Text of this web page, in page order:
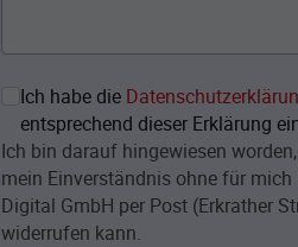
Ich habe die
entsprechend dieser Erklärung
Ich bin darauf hingewiesen
mein Einverständnis ohne für
Digital GmbH per Post (Erkrather
widerrufen kann.